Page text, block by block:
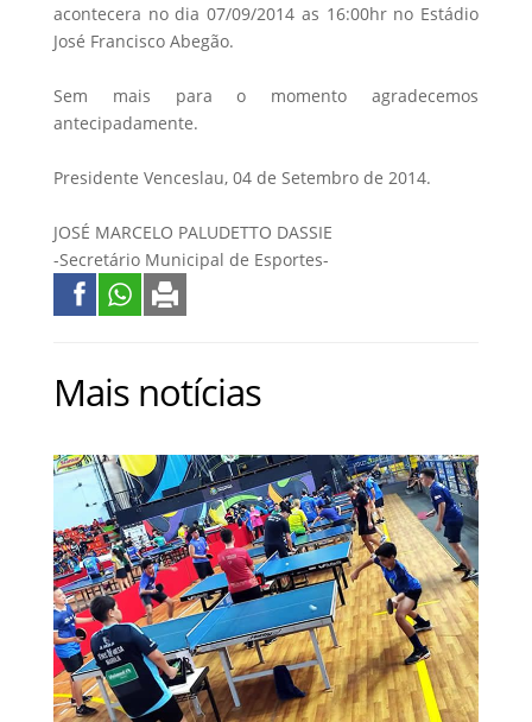
acontecera no dia 07/09/2014 as 16:00hr no Estádio
José Francisco Abegão.
Sem mais para o momento agradecemos
antecipadamente.
Presidente Venceslau, 04 de Setembro de 2014.
JOSÉ MARCELO PALUDETTO DASSIE
-Secretário Municipal de Esportes-
Mais notícias